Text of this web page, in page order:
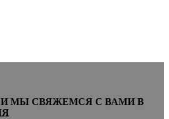
И МЫ СВЯЖЕМСЯ С ВАМИ В